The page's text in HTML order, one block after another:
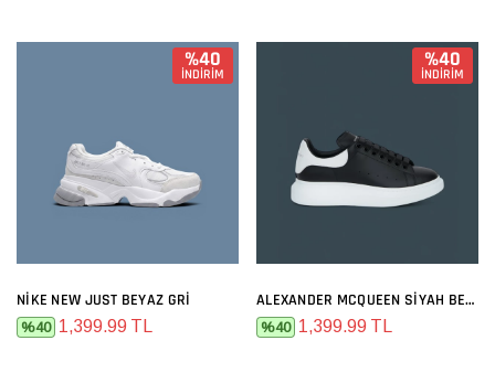
%40
İNDİRİM
NIKE NEW JUST BEYAZ GRI
%40 1,399.99 TL
%40
İNDİRİM
ALEXANDER MCQUEEN SIYAH BEYAZ
%40 1,399.99 TL